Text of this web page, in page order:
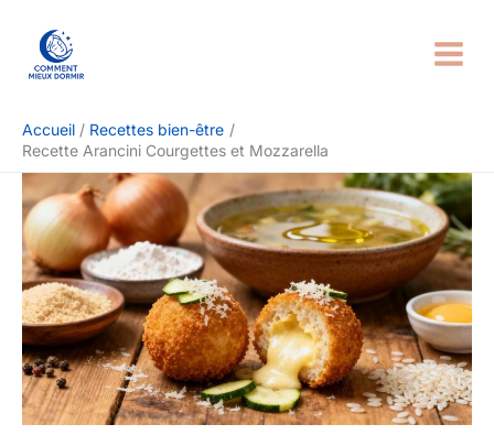
contenu
Accueil
Recettes bien-être
Recette Arancini Courgettes et Mozzarella